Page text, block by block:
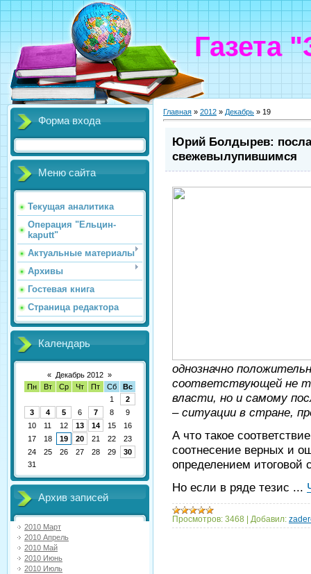
Газета
Форма входа
Меню сайта
Текущая аналитика
Операция "Ельцин-
kaputt"
Актуальные материалы
Архивы
Гостевая книга
Страница редактора
Календарь
« Декабрь 2012 »
Пн
Вт Ср Чт Пт Сб
Вс
1
2
3
4 5 6 7 8
9
10
11 12 13 14 15
16
17
18 19 20 21 22
23
24
25 26 27 28 29
30
31
Архив записей
2010 Март
2010 Апрель
2010 Май
2010 Июнь
2010 Июль
Главная » 2012 » Декабрь » 19
Юрий Болдырев:
свежевылупившимся
однозначно
соответствующей не
власти, но и самому
– ситуации в стране,
А что такое
соотнесение верных и
определением
Но если в ряде тезис ...
Просмотров: 3468 | Добавил: